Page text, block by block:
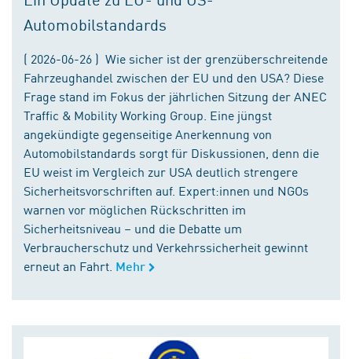
Automobilstandards
( 2026-06-26 ) Wie sicher ist der grenzüberschreitende
Fahrzeughandel zwischen der EU und den USA? Diese
Frage stand im Fokus der jährlichen Sitzung der ANEC
Traffic & Mobility Working Group. Eine jüngst
angekündigte gegenseitige Anerkennung von
Automobilstandards sorgt für Diskussionen, denn die
EU weist im Vergleich zur USA deutlich strengere
Sicherheitsvorschriften auf. Expert:innen und NGOs
warnen vor möglichen Rückschritten im
Sicherheitsniveau – und die Debatte um
Verbraucherschutz und Verkehrssicherheit gewinnt
erneut an Fahrt. Mehr